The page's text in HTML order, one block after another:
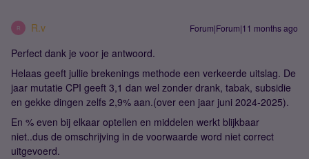
R R.v Forum|Forum|11 months ago
Perfect dank je voor je antwoord.
Helaas geeft jullie brekenings methode een verkeerde uitslag. De
jaar mutatie CPI geeft 3,1 dan wel zonder drank, tabak, subsidie
en gekke dingen zelfs 2,9% aan.(over een jaar juni 2024-2025).
En % even bij elkaar optellen en middelen werkt blijkbaar
niet..dus de omschrijving in de voorwaarde word niet correct
uitgevoerd.